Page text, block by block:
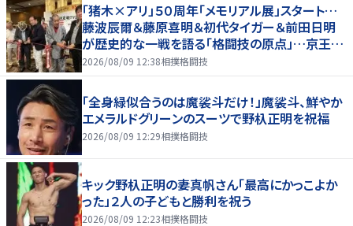
「猪木×アリ」５０周年「メモリアル展」スタート…
藤波辰爾＆藤原喜明＆初代タイガー＆前田日明
が歴史的な一戦を語る「格闘技の原点」…京王プ
ラザホテルで３１日まで
2026/08/09 12:38相撲格闘技
「全身緑似合うのは魔裟斗だけ！」魔裟斗、鮮やか
エメラルドグリーンのスーツで野杁正明を祝福
2026/08/09 12:29相撲格闘技
キック野杁正明の妻真帆さん「最高にかっこよか
った」２人の子どもと勝利を祝う
2026/08/09 12:23相撲格闘技